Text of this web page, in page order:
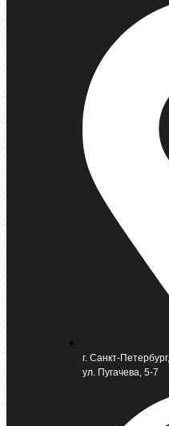
г. Санкт-Петербург,
ул. Пугачева, 5-7